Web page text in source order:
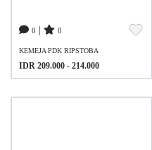
0 0
KEMEJA PDK RIPSTOBA
IDR 209.000 - 214.000